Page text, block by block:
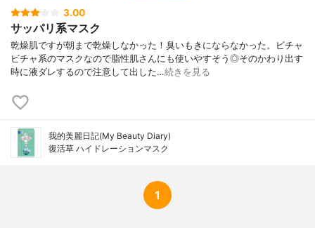
3.00
サッパリ系マスク
乾燥肌ですが朝まで乾燥しなかった！臭いもきにならなかった。ビチャ
ビチャ系のマスクなので脂性肌さんにも使いやすそう◎そのかわり出す
時に液ダレするので注意して出した…続きを見る
我的美麗日記(My Beauty Diary)
復活草 ハイドレーションマスク
1